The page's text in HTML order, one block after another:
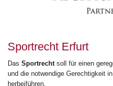
Sportrecht Erfurt
Das Sportrecht soll für einen
und die notwendige Gerechtigkeit
herbeiführen.